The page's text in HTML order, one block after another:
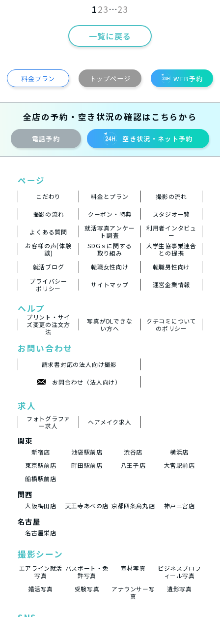
123…23
一覧に戻る
料金プラン トップページ WEB予約
全店の予約・空き状況の確認はこちらから
電話予約 空き状況・ネット予約
ページ
こだわり 料金とプラン 撮影の流れ
撮影の流れ クーポン・特典 スタジオ一覧
よくある質問
就活写真アンケー
ト調査
利用者インタビュ
ー
お客様の声(体験
談)
SDGｓに関する
取り組み
大学生協事業連合
との提携
就活ブログ
転職女性向け
転職男性向け
プライバシー
ポリシー
サイトマップ 運営企業情報
ヘルプ
プリント・サイ
ズ変更の注文方
法
写真がDLできな
い方へ
クチコミについて
のポリシー
お問い合わせ
請求書対応の法人向け撮影
お問合わせ（法人向け）
求人
フォトグラファ
ー求人
ヘアメイク求人
関東
新宿店 池袋駅前店 渋谷店
横浜店
東京駅前店
町田駅前店 八王子店
大宮駅前店
船橋駅前店
関西
大阪梅田店 天王寺あべの店 京都四条烏丸店 神戸三宮店
名古屋
名古屋栄店
撮影シーン
エアライン就活
写真
パスポート・免
許写真
宣材写真
ビジネスプロフ
ィール写真
婚活写真
受験写真
アナウンサー写
真
遺影写真